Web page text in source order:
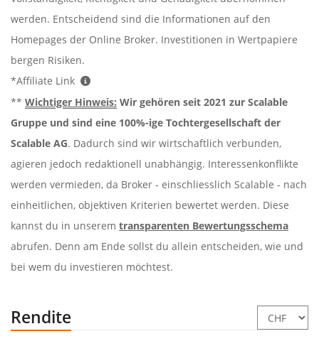
werden. Entscheidend sind die Informationen auf den
Homepages der Online Broker. Investitionen in Wertpapiere
bergen Risiken.
*Affiliate Link
** Wichtiger Hinweis: Wir gehören seit 2021 zur Scalable
Gruppe und sind eine 100%-ige Tochtergesellschaft der
Scalable AG. Dadurch sind wir wirtschaftlich verbunden,
agieren jedoch redaktionell unabhängig. Interessenkonflikte
werden vermieden, da Broker - einschliesslich Scalable - nach
einheitlichen, objektiven Kriterien bewertet werden. Diese
kannst du in unserem transparenten Bewertungsschema
abrufen. Denn am Ende sollst du allein entscheiden, wie und
bei wem du investieren möchtest.
Rendite